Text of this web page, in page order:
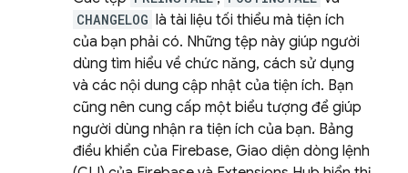
CHANGELOG là tài liệu tối thiểu mà tiện ích
của bạn phải có. Những tệp này giúp người
dùng tìm hiểu về chức năng, cách sử dụng
và các nội dung cập nhật của tiện ích. Bạn
cũng nên cung cấp một biểu tượng để giúp
người dùng nhận ra tiện ích của bạn. Bảng
điều khiển của Firebase, Giao diện dòng lệnh